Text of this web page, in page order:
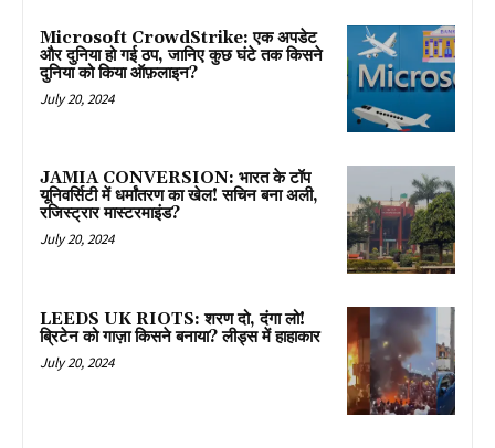
Microsoft CrowdStrike: एक अपडेट
और दुनिया हो गई ठप, जानिए कुछ घंटे तक किसने
दुनिया को किया ऑफ़लाइन?
July 20, 2024
JAMIA CONVERSION: भारत के टॉप
यूनिवर्सिटी में धर्मांतरण का खेल! सचिन बना अली,
रजिस्ट्रार मास्टरमाइंड?
July 20, 2024
LEEDS UK RIOTS: शरण दो, दंगा लो!
ब्रिटेन को गाज़ा किसने बनाया? लीड्स में हाहाकार
July 20, 2024